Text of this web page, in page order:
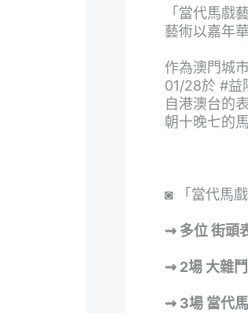
「當代馬戲
藝術以嘉年
作為澳門城
01/28於 #益
自港澳台的
朝十晚七的
◙ 「當代馬
⇝ 多位 街頭
⇝ 2場 大雜
⇝ 3場 當代